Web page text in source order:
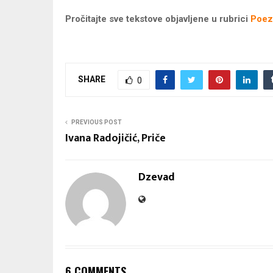
Pročitajte sve tekstove objavljene u rubrici
SHARE 0
PREVIOUS POST
Ivana Radojičić, Priče
Dzevad